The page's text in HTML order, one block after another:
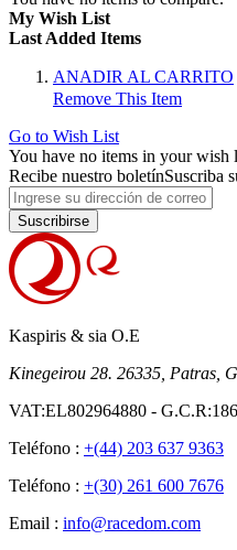
My Wish List
Last Added Items
ANADIR AL CARRITO
Remove This Item
Go to Wish List
You have no items in your wish
Recibe nuestro boletínSuscriba
Suscribirse
Kaspiris & sia O.E
Kinegeirou 28. 26335, Patras,
VAT:EL802964880 -
Teléfono : +(44) 203 637 9363
Teléfono : +(30) 261 600 7676
Email : info@racedom.com